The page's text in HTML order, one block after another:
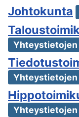
Johtokunta
Yhteystietojen
Yhteystietojen
Yhteystietojen